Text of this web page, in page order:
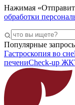
Нажимая
обработки
Популярные
Гастроскопия во сне
печениCheck-up